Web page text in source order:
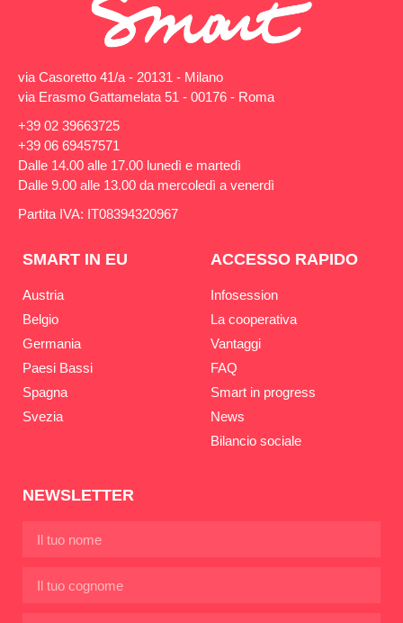
via Casoretto 41/a - 20131 - Milano
via Erasmo Gattamelata 51 - 00176 - Roma
+39 02 39663725
+39 06 69457571
Dalle 14.00 alle 17.00 lunedì e martedì
Dalle 9.00 alle 13.00 da mercoledì a venerdì
Partita IVA: IT08394320967
SMART IN EU
Austria
Belgio
Germania
Paesi Bassi
Spagna
Svezia
ACCESSO RAPIDO
Infosession
La cooperativa
Vantaggi
FAQ
Smart in progress
News
Bilancio sociale
NEWSLETTER